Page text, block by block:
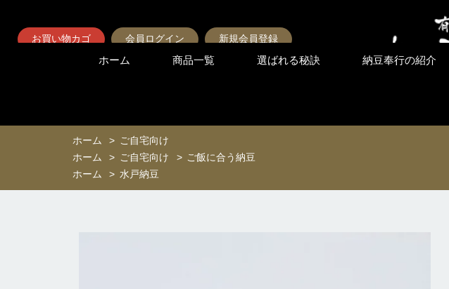
お買い物カゴ 会員ログイン 新規会員登録
ホーム 商品一覧 選ばれる秘訣 納豆奉行の紹介
ホーム > ご自宅向け
ホーム
> ご自宅向け > ご飯に合う納豆
ホーム
> 水戸納豆